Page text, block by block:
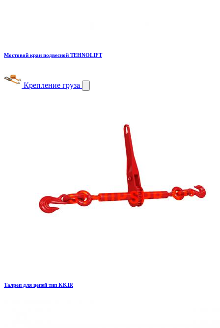
Мостовой кран подвесной TEHNOLIFT
Крепление груза
Талреп для цепей тип KKIR